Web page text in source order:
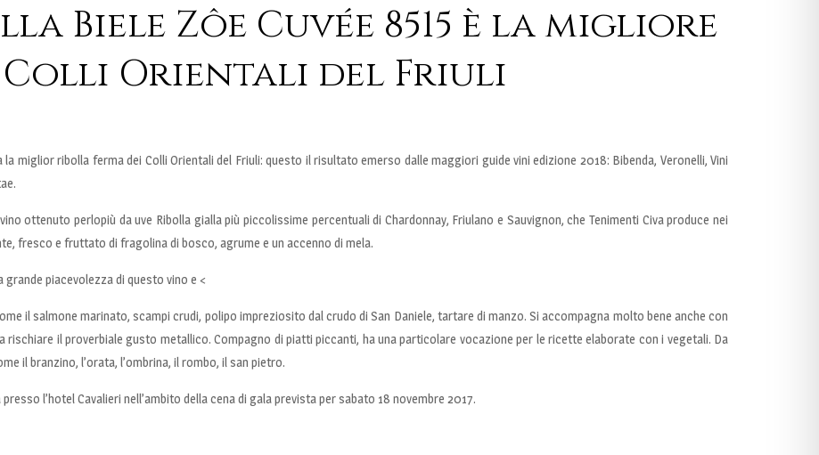
Biele Zôe Cuvée 8515 è la migliore
Colli Orientali del Friuli
la miglior ribolla ferma dei Colli Orientali del Friuli: questo il risultato emerso dalle maggiori guide vini edizione 2018: Bibenda, Veronelli, Vini
ottenuto perlopiù da uve Ribolla gialla più piccolissime percentuali di Chardonnay, Friulano e Sauvignon, che Tenimenti Civa produce nei
fresco e fruttato di fragolina di bosco, agrume e un accenno di mela.
grande piacevolezza di questo vino e <
il salmone marinato, scampi crudi, polipo impreziosito dal crudo di San Daniele, tartare di manzo. Si accompagna molto bene anche con
il proverbiale gusto metallico. Compagno di piatti piccanti, ha una particolare vocazione per le ricette elaborate con i vegetali. Da
il branzino, l’orata, l’ombrina, il rombo, il san pietro.
l’hotel Cavalieri nell’ambito della cena di gala prevista per sabato 18 novembre 2017.